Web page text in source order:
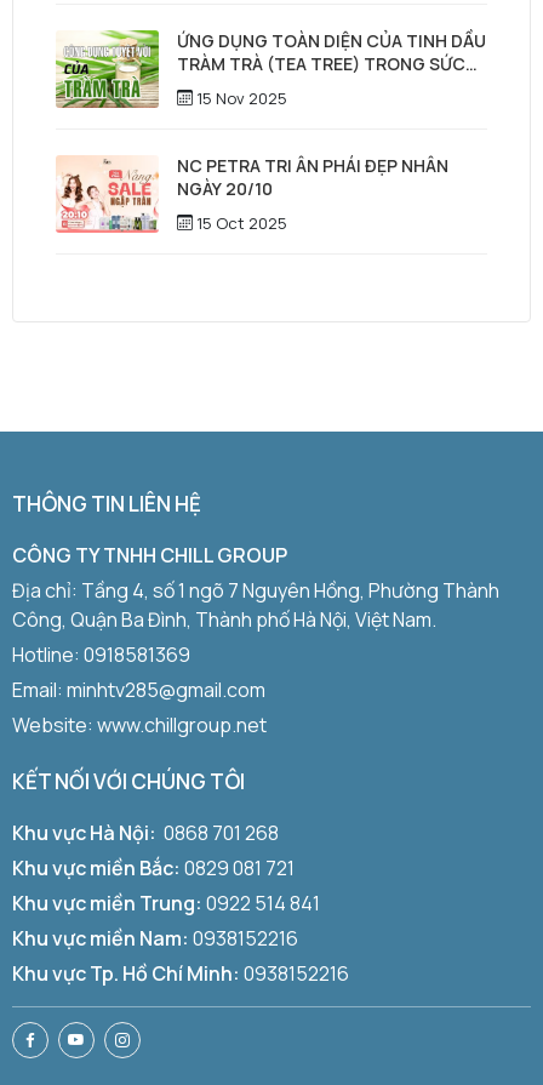
ỨNG DỤNG TOÀN DIỆN CỦA TINH DẦU
TRÀM TRÀ (TEA TREE) TRONG SỨC
KHỎE, LÀM ĐẸP & CHĂM SÓC TÓC –
DA ĐẦU
15 Nov 2025
NC PETRA TRI ÂN PHÁI ĐẸP NHÂN
NGÀY 20/10
15 Oct 2025
THÔNG TIN LIÊN HỆ
CÔNG TY TNHH CHILL GROUP
Địa chỉ: Tầng 4, số 1 ngõ 7 Nguyên Hồng, Phường Thành
Công, Quận Ba Đình, Thành phố Hà Nội, Việt Nam.
Hotline: 0918581369
Email: minhtv285@gmail.com
Website: www.chillgroup.net
KẾT NỐI VỚI CHÚNG TÔI
Khu vực Hà Nội: 0868 701 268
Khu vực miền Bắc: 0829 081 721
Khu vực miền Trung: 0922 514 841
Khu vực miền Nam: 0938152216
Khu vực Tp. Hồ Chí Minh: 0938152216